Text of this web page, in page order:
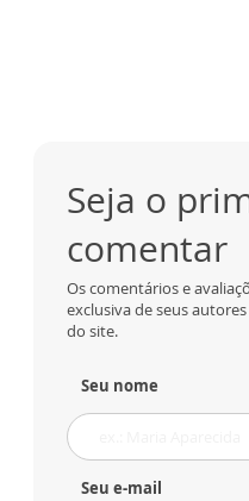
Seja o
comentar
Os comentários e
exclusiva de seus
do site.
Seu nome
Seu e-mail